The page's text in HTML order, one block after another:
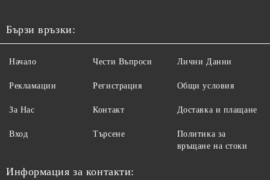
Бързи връзки:
Начало
Рекламации
За Нас
Вход
Чести Въпроси
Регистрация
Контакт
Търсене
Лични Данни
Общи условия
Доставка и плащане
Политика за
връщане на стоки
Информация за контакти: